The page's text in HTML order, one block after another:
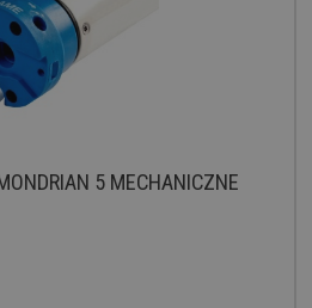
5 MECHANICZNE